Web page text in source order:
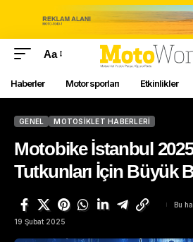
Aa
Haberler Motor sporları Etkinlikler
GENEL MOTOSIKLET HABERLERI
Motobike İstanbul
Tutkunları İçin Büyük
19 Şubat 2025
Bu